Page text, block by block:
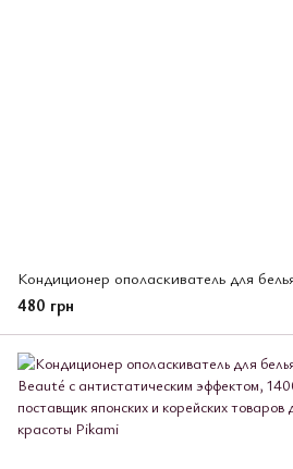
480 грн